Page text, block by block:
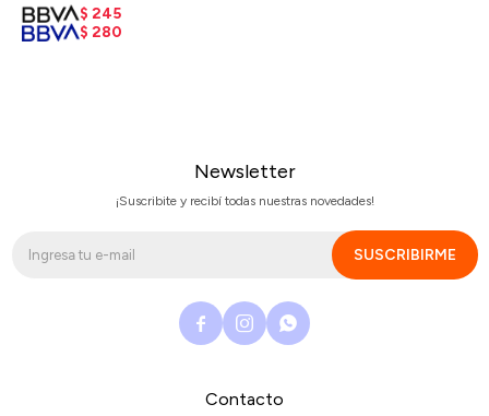
$ 245
$ 280
Contacto
Newsletter
¡Suscribite y recibí todas nuestras novedades!
SUSCRIBIRME
  